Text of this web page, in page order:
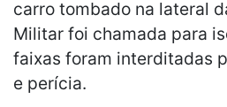
carro tombado na lateral
Militar foi chamada para
faixas foram interditadas
e perícia.